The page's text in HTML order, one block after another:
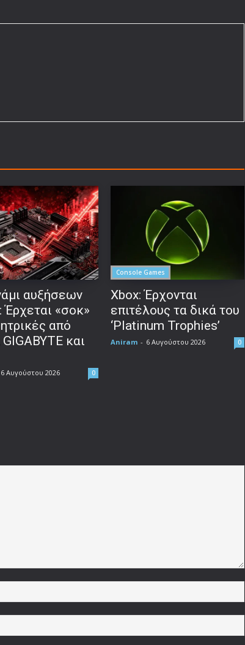
αυξήσεων
Έρχεται «σοκ»
από
και
6 Αυγούστου 2026 0
Console Games
Xbox: Έρχονται
επιτέλους τα δικά του
‘Platinum Trophies’
Aniram - 6 Αυγούστου 2026 0